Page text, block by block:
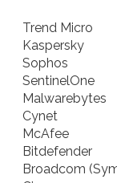
Trend Micro
Kaspersky
Sophos
SentinelOne
Malwarebytes
Cynet
McAfee
Bitdefender
Broadcom